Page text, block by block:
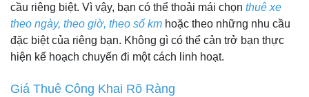
cầu riêng biệt. Vì vậy, bạn có thể thoải mái chọn thuê xe
theo ngày, theo giờ, theo số km hoặc theo những nhu cầu
đặc biệt của riêng bạn. Không gì có thể cản trở bạn thực
hiện kế hoạch chuyến đi một cách linh hoạt.
Giá Thuê Công Khai Rõ Ràng